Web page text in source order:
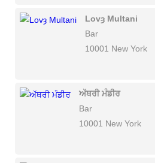
Lovȝ Multani
Bar
10001 New York
ਅੱਥਰੀ ਮੰਡੀਰ
Bar
10001 New York